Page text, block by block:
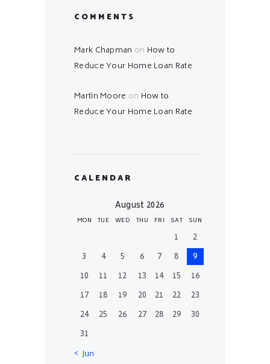
COMMENTS
Mark Chapman on How to
Reduce Your Home Loan Rate
Martin Moore on How to
Reduce Your Home Loan Rate
CALENDAR
August 2026
MON TUE WED THU FRI SAT SUN
1
2
3
4 5 6 7 8
9
10
11 12 13 14 15
16
17
18 19 20 21 22
23
24
25 26 27 28 29
30
31
« Jun